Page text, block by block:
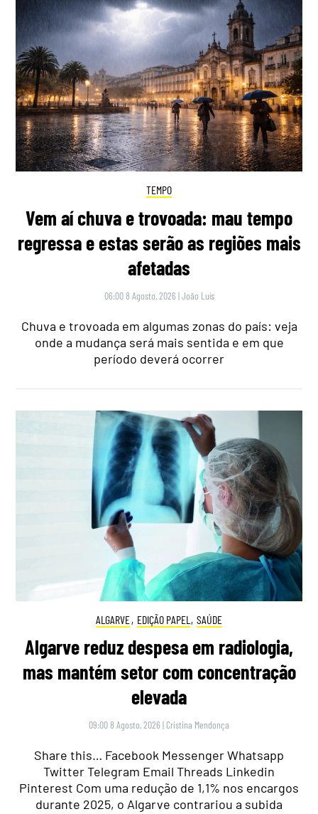
TEMPO
Vem aí chuva e trovoada: mau tempo
regressa e estas serão as regiões mais
afetadas
06:00 8 Agosto, 2026 |João Luís
Chuva e trovoada em algumas zonas do país: veja
onde a mudança será mais sentida e em que
período deverá ocorrer
ALGARVE, EDIÇÃO PAPEL , SAÚDE
Algarve reduz despesa em radiologia,
mas mantém setor com concentração
elevada
09:00 8 Agosto, 2026 | Cristina Mendonça
Share this… Facebook Messenger Whatsapp
Twitter Telegram Email Threads Linkedin
Pinterest Com uma redução de 1,1% nos encargos
durante 2025, o Algarve contrariou a subida